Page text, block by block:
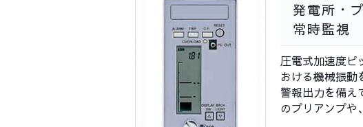
発電所・
常時監視
圧電式加速度ピ
おける機械振動
警報出力を備え
のプリアンプや